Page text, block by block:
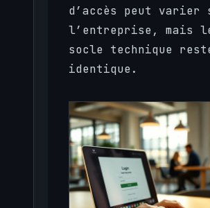
d’accès peut varier
l’entreprise, mais
socle technique
identique.